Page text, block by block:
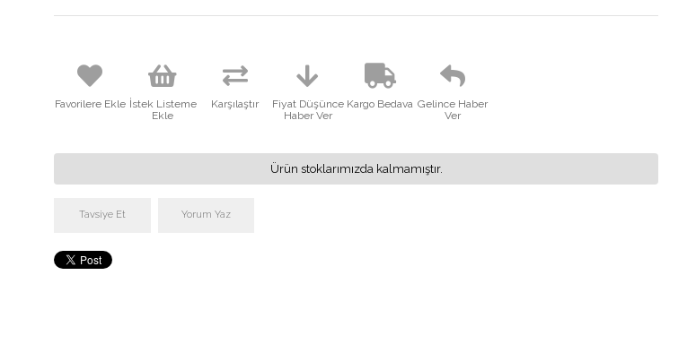
Favorilere Ekle İstek Listeme
Ekle
Karşılaştır
Fiyat Düşünce
Haber Ver
Kargo Bedava Gelince Haber
Ver
Ürün stoklarımızda kalmamıştır.
Tavsiye Et Yorum Yaz